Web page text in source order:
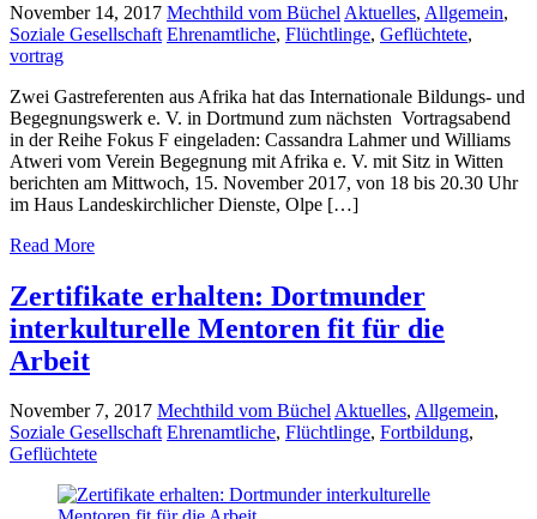
November 14, 2017 Mechthild vom Büchel Aktuelles, Allgemein,
Soziale Gesellschaft Ehrenamtliche, Flüchtlinge, Geflüchtete,
vortrag
Zwei Gastreferenten aus Afrika hat das Internationale Bildungs- und
Begegnungswerk e. V. in Dortmund zum nächsten Vortragsabend
in der Reihe Fokus F eingeladen: Cassandra Lahmer und Williams
Atweri vom Verein Begegnung mit Afrika e. V. mit Sitz in Witten
berichten am Mittwoch, 15. November 2017, von 18 bis 20.30 Uhr
im Haus Landeskirchlicher Dienste, Olpe […]
Read More
Zertifikate erhalten: Dortmunder
interkulturelle Mentoren fit für die
Arbeit
November 7, 2017 Mechthild vom BüchelAktuelles, Allgemein,
Soziale Gesellschaft Ehrenamtliche, Flüchtlinge, Fortbildung,
Geflüchtete